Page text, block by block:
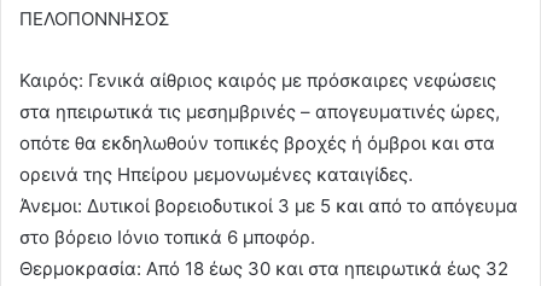
ΠΕΛΟΠΟΝΝΗΣΟΣ
Καιρός: Γενικά αίθριος καιρός με πρόσκαιρες νεφώσεις
στα ηπειρωτικά τις μεσημβρινές – απογευματινές ώρες,
οπότε θα εκδηλωθούν τοπικές βροχές ή όμβροι και στα
ορεινά της Ηπείρου μεμονωμένες καταιγίδες.
Άνεμοι: Δυτικοί βορειοδυτικοί 3 με 5 και από το απόγευμα
στο βόρειο Ιόνιο τοπικά 6 μποφόρ.
Θερμοκρασία: Από 18 έως 30 και στα ηπειρωτικά έως 32